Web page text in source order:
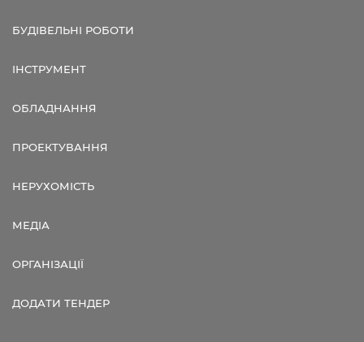
БУДІВЕЛЬНІ РОБОТИ
ІНСТРУМЕНТ
ОБЛАДНАННЯ
ПРОЕКТУВАННЯ
НЕРУХОМІСТЬ
МЕДІА
ОРГАНІЗАЦІЇ
ДОДАТИ ТЕНДЕР